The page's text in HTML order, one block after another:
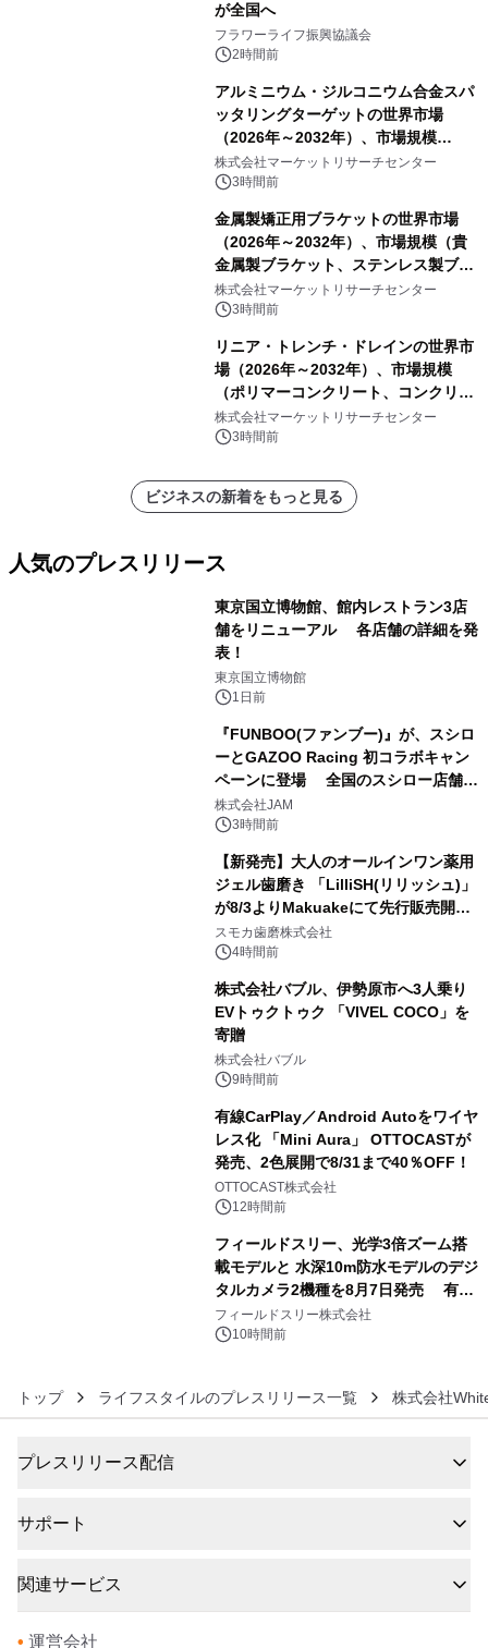
が全国へ
フラワーライフ振興協議会
2時間前
アルミニウム・ジルコニウム合金スパ
ッタリングターゲットの世界市場
（2026年～2032年）、市場規模
（0.995、0.999、その他）・分析レポ
ートを発表
株式会社マーケットリサーチセンター
3時間前
金属製矯正用ブラケットの世界市場
（2026年～2032年）、市場規模（貴
金属製ブラケット、ステンレス製ブラ
ケット、純チタン製ブラケット）・分
析レポートを発表
株式会社マーケットリサーチセンター
3時間前
リニア・トレンチ・ドレインの世界市
場（2026年～2032年）、市場規模
（ポリマーコンクリート、コンクリー
ト、プラスチック、金属）・分析レポ
ートを発表
株式会社マーケットリサーチセンター
3時間前
ビジネスの新着をもっと見る
人気のプレスリリース
東京国立博物館、館内レストラン3店
舗をリニューアル 各店舗の詳細を発
表！
東京国立博物館
1日前
『FUNBOO(ファンブー)』が、スシロ
ーとGAZOO Racing 初コラボキャン
ペーンに登場 全国のスシロー店舗で
GR 4車種の FUNBOO(ミニカー)付き
メニューが展開されます
株式会社JAM
3時間前
【新発売】大人のオールインワン薬用
ジェル歯磨き 「LilliSH(リリッシュ)」
が8/3よりMakuakeにて先行販売開
始！
スモカ歯磨株式会社
4時間前
株式会社バブル、伊勢原市へ3人乗り
EVトゥクトゥク 「VIVEL COCO」を
寄贈
株式会社バブル
9時間前
有線CarPlay／Android Autoをワイヤ
レス化 「Mini Aura」 OTTOCASTが
発売、2色展開で8/31まで40％OFF！
OTTOCAST株式会社
12時間前
フィールドスリー、光学3倍ズーム搭
載モデルと 水深10m防水モデルのデジ
タルカメラ2機種を8月7日発売 有効
約1300万画素、用途別に選べるコンデ
ジ新登場
フィールドスリー株式会社
10時間前
トップ ライフスタイルのプレスリリース一覧 株式会社
プレスリリース配信
サポート
関連サービス
• 運営会社